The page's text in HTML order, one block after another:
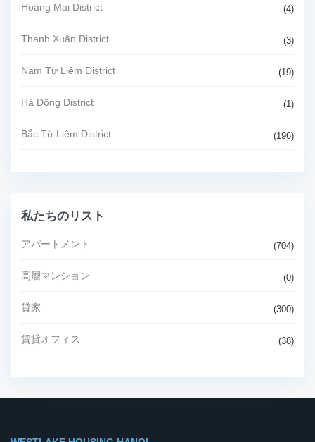
Hoàng Mai District (4)
Thanh Xuân District (3)
Nam Từ Liêm District (19)
Hà Đông District (1)
Bắc Từ Liêm District (196)
私たちのリスト
アパートメント (704)
高層マンション (0)
貸家 (300)
賃貸オフィス (38)